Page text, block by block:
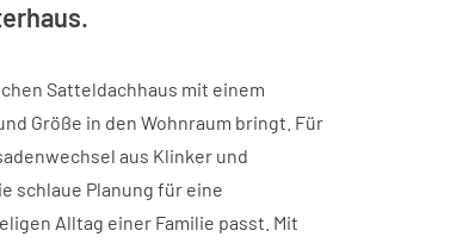
Satteldachhaus mit einem
Größe in den Wohnraum bringt. Für
aus Klinker und
schlaue Planung für eine
Alltag einer Familie passt. Mit